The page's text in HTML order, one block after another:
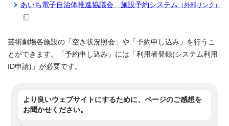
あいち電子自治体推進協議会 施設予約システム （外部リンク）
芸術劇場各施設の「空き状況照会」や「予約申し込み」を行うこ
とができます。「予約申し込み」には「利用者登録(システム利用
ID申請)」が必要です。
より良いウェブサイトにするために、ページのご感想を
お聞かせください。